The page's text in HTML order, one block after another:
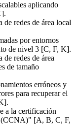
aplicando
redes de área local
por entornos
de nivel 3 [C, F, K].
redes de área
de tamaño
erróneos y
para recuperar el
a la certificación
(CCNA)" [A, B, C, F,